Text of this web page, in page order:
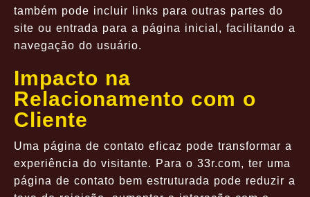
também pode incluir links para outras partes do
site ou entrada para a página inicial, facilitando a
navegação do usuário.
Impacto na
Relacionamento com o
Cliente
Uma página de contato eficaz pode transformar a
experiência do visitante. Para o 33r.com, ter uma
página de contato bem estruturada pode reduzir a